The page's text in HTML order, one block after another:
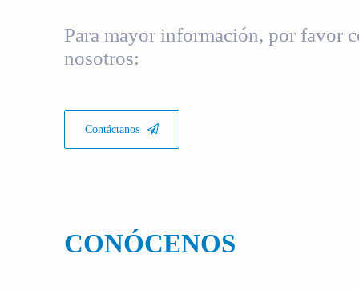
Para mayor información, por favor
nosotros:
Contáctanos
CONÓCENOS